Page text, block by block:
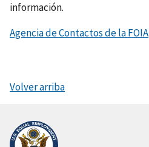
información.
Agencia de Contactos de la FOIA
Volver arriba